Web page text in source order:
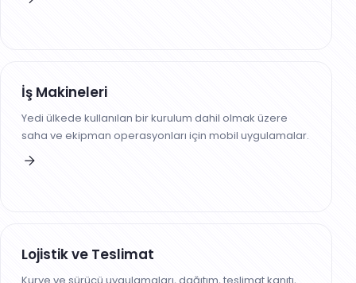
İş Makineleri
Yedi ülkede kullanılan bir kurulum dahil olmak üzere
saha ve ekipman operasyonları için mobil uygulamalar.
Lojistik ve Teslimat